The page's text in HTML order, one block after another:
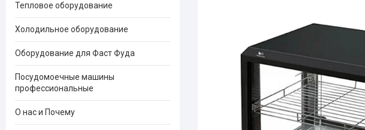
Тепловое оборудование
Холодильное оборудование
Оборудование для Фаст Фуда
Посудомоечные машины
профессиональные
О нас и Почему